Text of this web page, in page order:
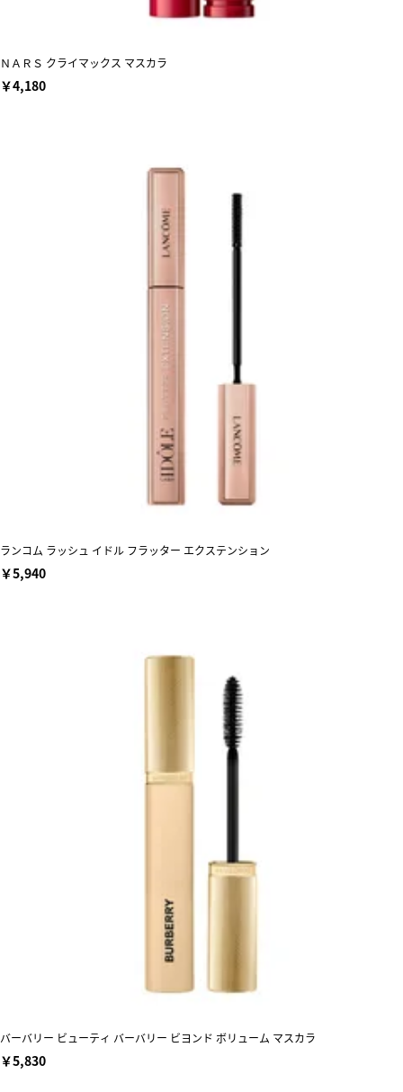
ＮＡＲＳ クライマックス マスカラ
￥4,180
ランコム ラッシュ イドル フラッター エクステンション
￥5,940
バーバリー ビューティ バーバリー ビヨンド ボリューム マスカラ
￥5,830